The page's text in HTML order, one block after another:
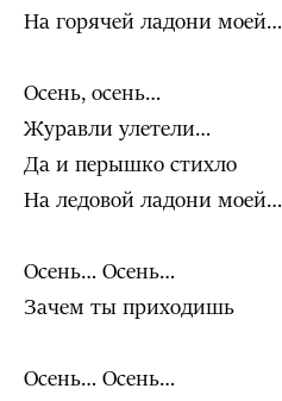
На горячей ладони моей…
Осень, осень…
Журавли улетели…
Да и перышко стихло
На ледовой ладони моей…
Осень… Осень…
Зачем ты приходишь
Осень… Осень…